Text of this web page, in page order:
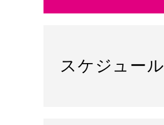
スケジュール